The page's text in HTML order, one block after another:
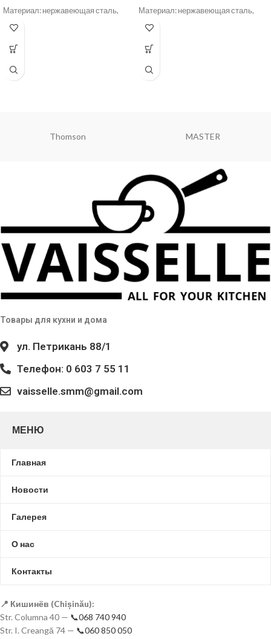
Материал: нержавеющая сталь,
пластик
Материал: нержавеющая сталь,
пластик
Thomson MASTER
Товары для кухни и дома
ул. Петрикань 88/1
Телефон: 0 603 7 55 11
vaisselle.smm@gmail.com
МЕНЮ
Главная
Новости
Галерея
О нас
Контакты
📍 Кишинёв (Chișinău):
Str. Columna 40 — 📞068 740 940
Str. I. Creangă 74 — 📞060 850 050